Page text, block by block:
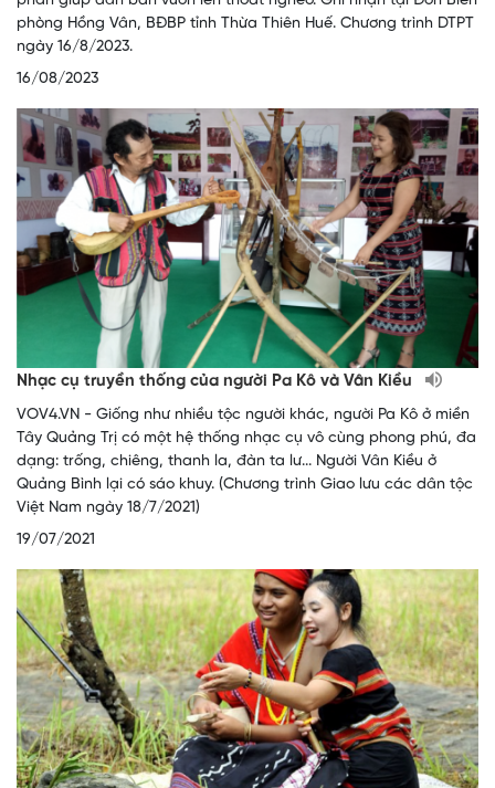
phòng Hồng Vân, BĐBP tỉnh Thừa Thiên Huế. Chương trình DTPT
ngày 16/8/2023.
16/08/2023
Nhạc cụ truyền thống của người Pa Kô và Vân Kiều
VOV4.VN - Giống như nhiều tộc người khác, người Pa Kô ở miền
Tây Quảng Trị có một hệ thống nhạc cụ vô cùng phong phú, đa
dạng: trống, chiêng, thanh la, đàn ta lư... Người Vân Kiều ở
Quảng Bình lại có sáo khuy. (Chương trình Giao lưu các dân tộc
Việt Nam ngày 18/7/2021)
19/07/2021